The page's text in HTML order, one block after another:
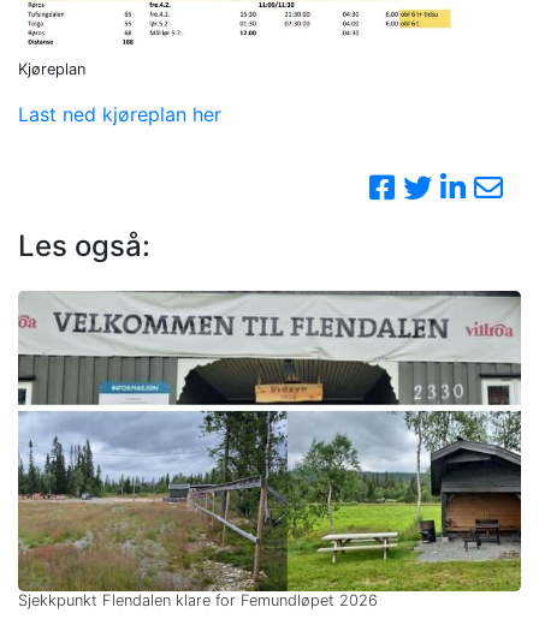
Kjøreplan
Last ned kjøreplan her
Les også:
Sjekkpunkt Flendalen klare for Femundløpet 2026